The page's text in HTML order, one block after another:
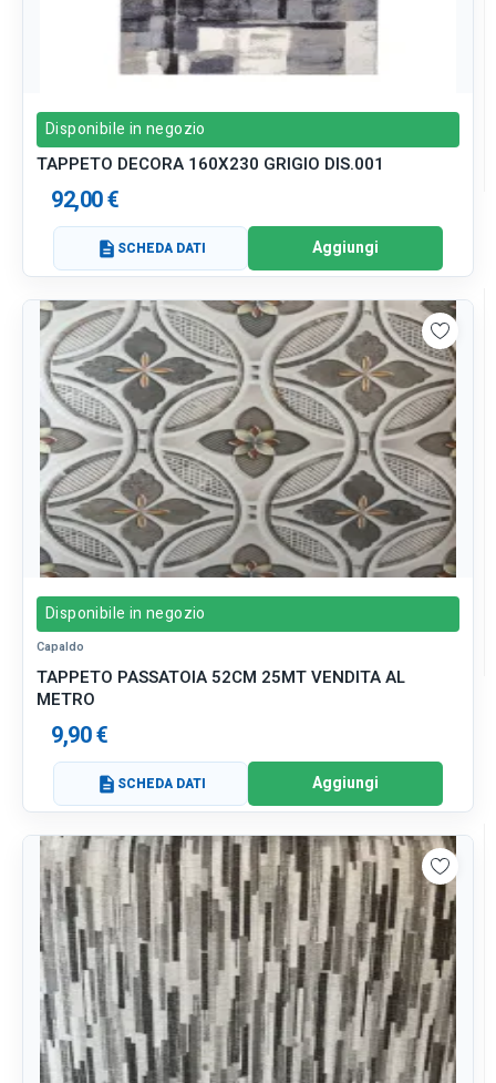
Disponibile in negozio
TAPPETO DECORA 160X230 GRIGIO DIS.001
92,00 €
description SCHEDA DATI Aggiungi
Disponibile in negozio
Capaldo
TAPPETO PASSATOIA 52CM 25MT VENDITA AL
METRO
9,90 €
description SCHEDA DATI Aggiungi